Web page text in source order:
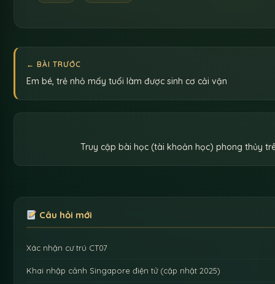
← BÀI TRƯỚC
Em bé, trẻ nhỏ mấy tuổi làm được sinh cơ cải vận
Truy cập bài học (tài khoản học) phong thủy
Câu hỏi mới
Xác nhận cư trú CT07
Khai nhập cảnh Singapore điện tử (cập nhật 2025)